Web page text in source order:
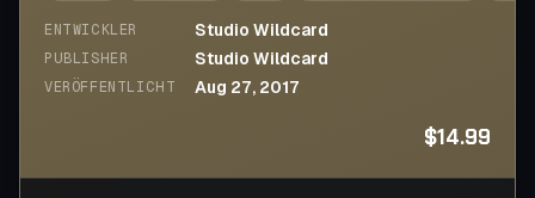
ENTWICKLER Studio Wildcard
PUBLISHER Studio Wildcard
VERÖFFENTLICHT Aug 27, 2017
$14.99